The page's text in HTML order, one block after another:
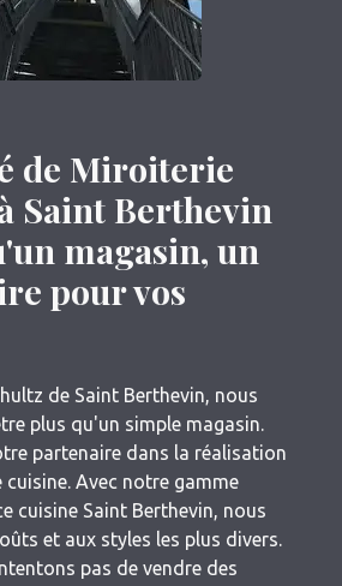
de Miroiterie
Saint Berthevin
magasin, un
pour vos
de Saint Berthevin, nous
plus qu'un simple magasin.
partenaire dans la réalisation
Avec notre gamme
cuisine Saint Berthevin, nous
et aux styles les plus divers.
pas de vendre des